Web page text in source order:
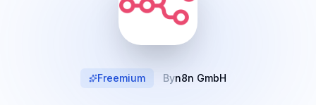
Freemium Byn8n GmbH